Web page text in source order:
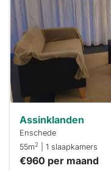
binnen 15
Stekkies helpt
je hierbij!
Assinklanden
Enschede
55m2 | 1 slaapkamers
€960 per maand